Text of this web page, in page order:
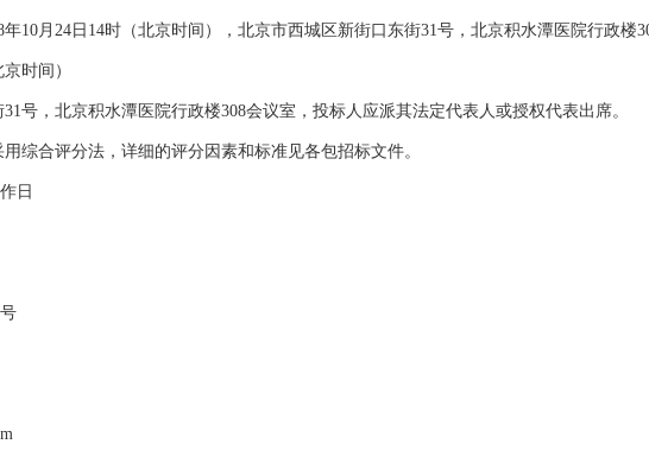
10月24日14时（北京时间），北京市西城区新街口东街31号，北京积水潭医院行政楼
时间）
号，北京积水潭医院行政楼308会议室，投标人应派其法定代表人或授权代表出席。
综合评分法，详细的评分因素和标准见各包招标文件。
日